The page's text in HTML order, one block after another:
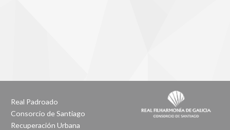
Real Padroado
Consorcio de Santiago
Recuperación Urbana